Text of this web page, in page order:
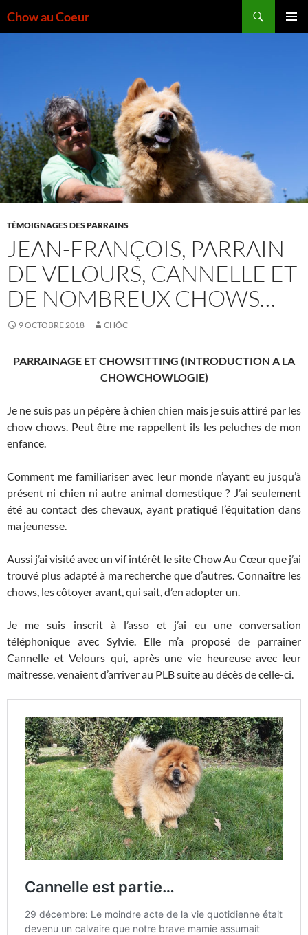
auChow au Coeur
TÉMOIGNAGES DES PARRAINS
JEAN-FRANÇOIS, PARRAIN
DE VELOURS, CANNELLE ET
DE NOMBREUX CHOWS…
9 OCTOBRE 2018 CHÔC
PARRAINAGE ET CHOWSITTING (INTRODUCTION A LA
CHOWCHOWLOGIE)
Je ne suis pas un pépère à chien chien mais je suis attiré par les
chow chows. Peut être me rappellent ils les peluches de mon
enfance.
Comment me familiariser avec leur monde n’ayant eu jusqu’à
présent ni chien ni autre animal domestique ? J’ai seulement
été au contact des chevaux, ayant pratiqué l’équitation dans
ma jeunesse.
Aussi j’ai visité avec un vif intérêt le site Chow Au Cœur que j’ai
trouvé plus adapté à ma recherche que d’autres. Connaître les
chows, les côtoyer avant, qui sait, d’en adopter un.
Je me suis inscrit à l’asso et j’ai eu une conversation
téléphonique avec Sylvie. Elle m’a proposé de parrainer
Cannelle et Velours qui, après une vie heureuse avec leur
maîtresse, venaient d’arriver au PLB suite au décès de celle-ci.